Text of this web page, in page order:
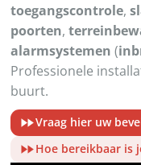
toegangscontrole,
poorten,
alarmsystemen (
Professionele
buurt.
Vraag hier uw
Hoe bereikbaar is